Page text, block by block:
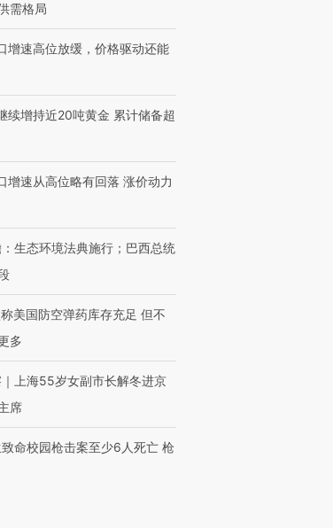
【特别呈现】寻找100种
有意思的生活方式·第三对
CFO：不靠规模取胜，华
住三大增长引擎是什么？
需格局
增速高位放缓，价格驱动还能
续增持近20吨黄金 累计储备超
增速从高位略有回落 涨价动力
生态环境法典施行；巴西总统
美国防空弹药库存充足 但不
多
｜上海55岁女副市长解冬进京
席
命校园枪击案至少6人死亡 枪